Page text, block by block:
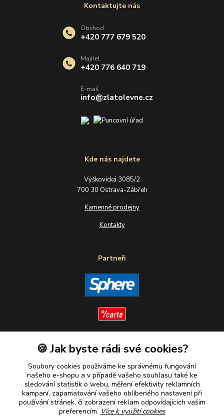
Kde nás najdete
Výškovická 3085/2
700 30 Ostrava-Zábřeh
Kamenné prodejny
Kontakty
Partneři
Sledujte nás
Plaťte u nás bezpečně
Kontaktujte nás
Obchod
+420 777 679 520
Majitel
+420 776 640 719
E-mail
info@zlatolevne.cz
🍪 Jak byste rádi své cookies?
Soubory cookies používáme ke správnému fungování
našeho e-shopu a v případě vašeho souhlasu také ke
sledování statistik o webu, měření efektivity reklamních
kampaní, zapamatování vašeho oblíbeného nastavení při
používání stránek, či zobrazení reklam odpovídajících vašim
preferencím. Více k využití cookies